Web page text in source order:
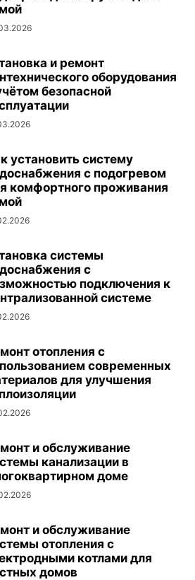
и ремонт
оборудования
безопасной
установить систему
с подогревом
комфортного проживания
системы
с
подключения к
системе
отопления с
современных
для улучшения
и обслуживание
канализации в
доме
и обслуживание
отопления с
котлами для
домов